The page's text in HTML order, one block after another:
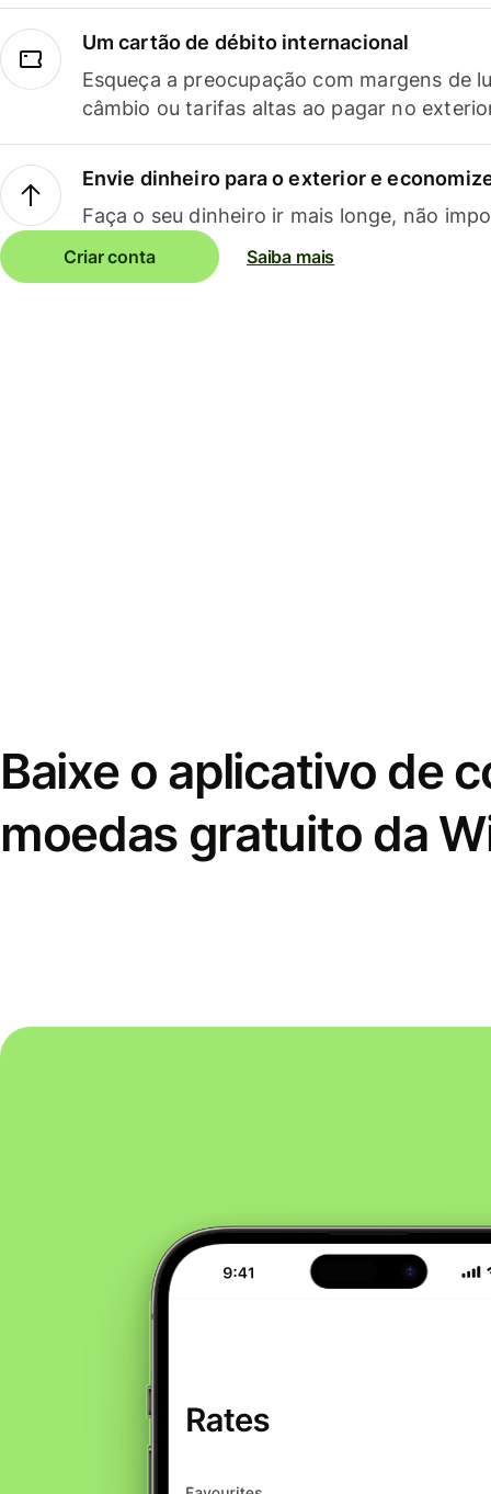
Um cartão de débito internacional
Esqueça a preocupação com margens de
câmbio ou tarifas altas ao pagar no
Envie dinheiro para o exterior e
Faça o seu dinheiro ir mais longe, não
Criar conta Saiba mais
Baixe o aplicativo de
moedas gratuito da